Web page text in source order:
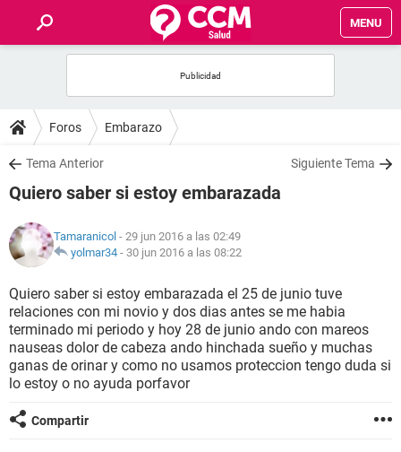
MENU
FOROS
SALUD
FAMILIA
NUTRICIÓN
BIENESTAR
SEXUALIDAD
GLOSARIO
Foros Embarazo
Tema Anterior Siguiente Tema
Quiero saber si estoy embarazada
Tamaranicol - 29 jun 2016 a las 02:49
yolmar34 - 30 jun 2016 a las 08:22
Quiero saber si estoy embarazada el 25 de junio tuve
relaciones con mi novio y dos dias antes se me habia
terminado mi periodo y hoy 28 de junio ando con mareos
nauseas dolor de cabeza ando hinchada sueño y muchas
ganas de orinar y como no usamos proteccion tengo duda si
lo estoy o no ayuda porfavor
Compartir